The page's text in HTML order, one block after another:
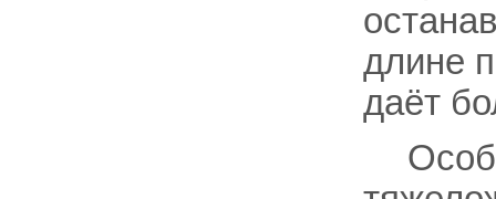
длине
даёт